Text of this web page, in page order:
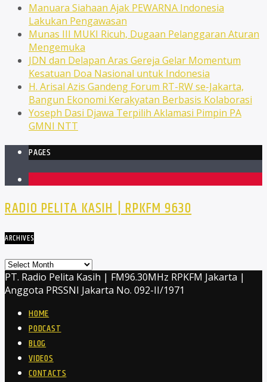
Manuara Siahaan Ajak PEWARNA Indonesia
Lakukan Pengawasan
Munas III MUKI Ricuh, Dugaan Pelanggaran Aturan
Mengemuka
JDN dan Delapan Aras Gereja Gelar Momentum
Kesatuan Doa Nasional untuk Indonesia
H. Arisal Azis Gandeng Forum RT-RW se-Jakarta,
Bangun Ekonomi Kerakyatan Berbasis Kolaborasi
Yoseph Dasi Djawa Terpilih Aklamasi Pimpin PA
GMNI NTT
PAGES
RADIO PELITA KASIH | RPKFM 9630
ARCHIVES
Archives
PT. Radio Pelita Kasih | FM96.30MHz RPKFM Jakarta |
Anggota PRSSNI Jakarta No. 092-II/1971
HOME
PODCAST
BLOG
VIDEOS
CONTACTS